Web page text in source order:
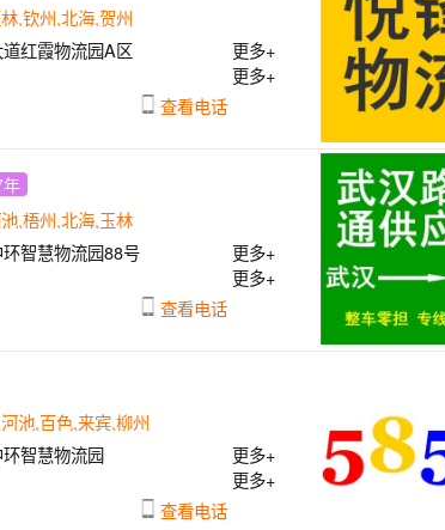
,钦州,北海,贺州
红霞物流园A区
更多+
更多+
查看电话
,梧州,北海,玉林
智慧物流园88号
更多+
更多+
查看电话
池,百色,来宾,柳州
智慧物流园
更多+
更多+
查看电话